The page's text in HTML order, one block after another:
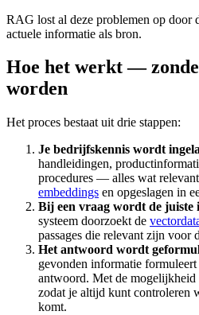
RAG lost al deze problemen op door
actuele informatie als bron.
Hoe het werkt —
worden
Het proces bestaat uit drie stappen:
Je bedrijfskennis wordt
handleidingen,
procedures — alles wat
embeddings en opgeslagen in
Bij een vraag wordt de juiste
systeem doorzoekt de
passages die relevant zijn voor
Het antwoord wordt
gevonden informatie
antwoord. Met de
zodat je altijd kunt controleren
komt.